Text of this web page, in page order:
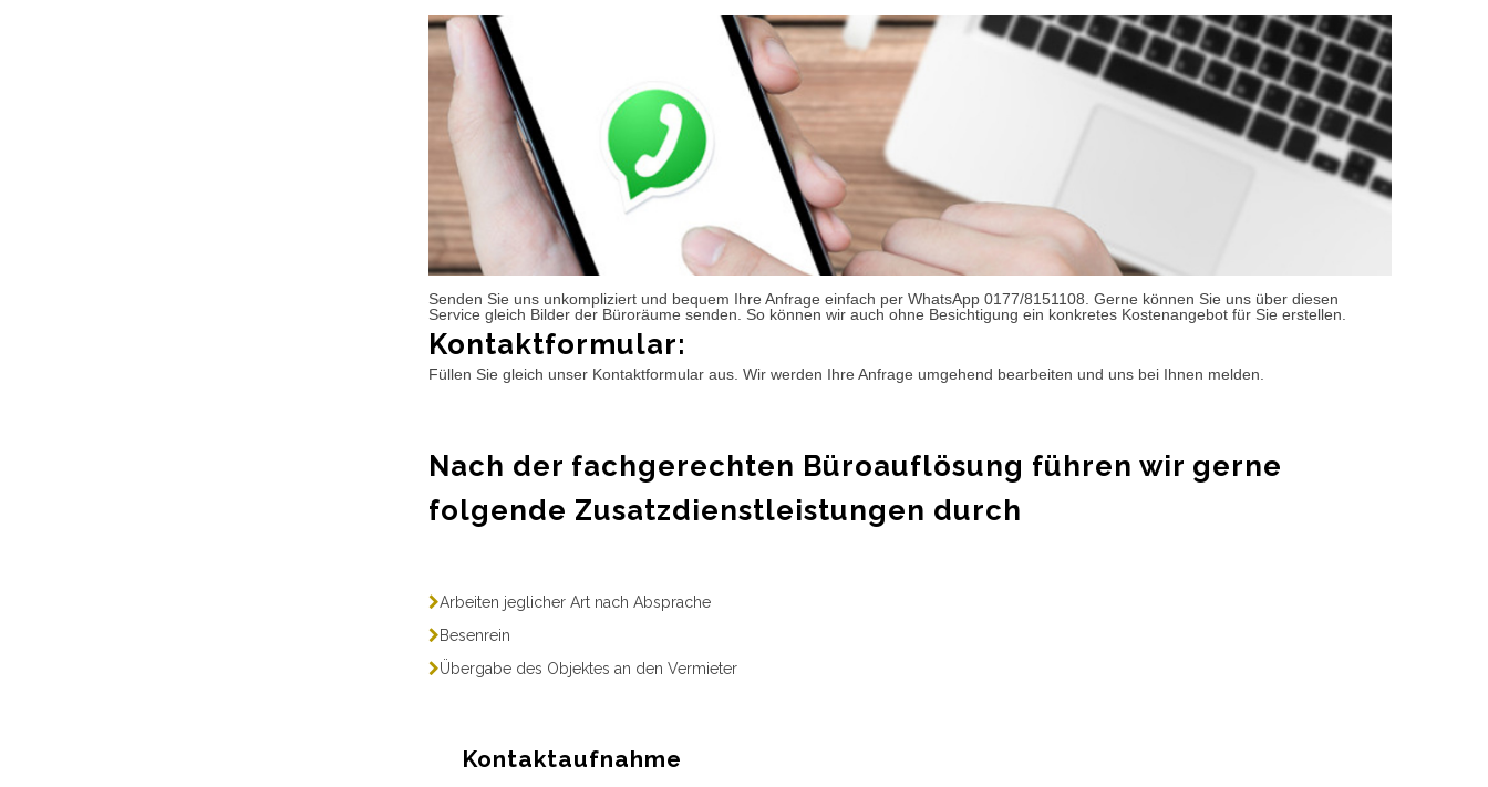
Senden Sie uns unkompliziert und bequem Ihre Anfrage einfach per WhatsApp 0177/8151108. Gerne können Sie uns über diesen
Service gleich Bilder der Büroräume senden. So können wir auch ohne Besichtigung ein konkretes Kostenangebot für Sie erstellen.
Kontaktformular:
Füllen Sie gleich unser Kontaktformular aus. Wir werden Ihre Anfrage umgehend bearbeiten und uns bei Ihnen melden.
Nach der fachgerechten Büroauflösung führen wir gerne
folgende Zusatzdienstleistungen durch
Arbeiten jeglicher Art nach Absprache
Besenrein
Übergabe des Objektes an den Vermieter
Kontaktaufnahme